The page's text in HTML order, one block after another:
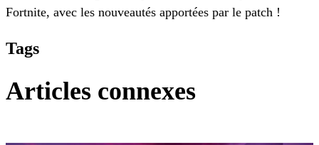
Fortnite, avec les nouveautés apportées par le patch !
Tags
Articles connexes